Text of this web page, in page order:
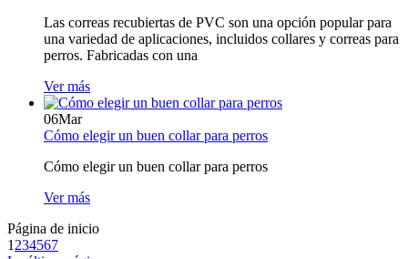
Las correas recubiertas de PVC son una opción popular para
una variedad de aplicaciones, incluidos collares y correas para
perros. Fabricadas con una
Ver más
06Mar
Cómo elegir un buen collar para perros
Cómo elegir un buen collar para perros
Ver más
Página de inicio
1 234567